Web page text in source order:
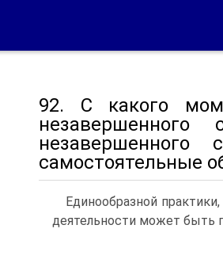
92. С какого
самостоятельные
Единообразной
деятельности может быть